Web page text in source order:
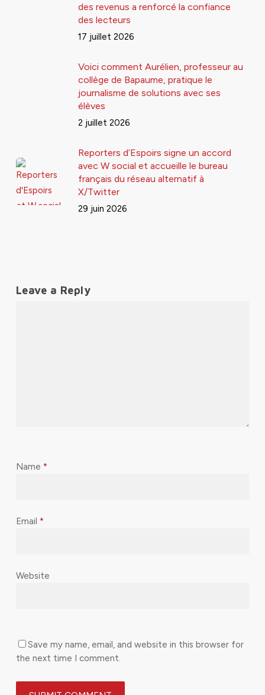
des revenus a renforcé la confiance
des lecteurs
17 juillet 2026
Voici comment Aurélien, professeur au
collège de Bapaume, pratique le
journalisme de solutions avec ses
élèves
2 juillet 2026
Reporters d’Espoirs signe un accord
avec W social et accueille le bureau
français du réseau alternatif à
X/Twitter
29 juin 2026
Leave a Reply
Name *
Email *
Website
Save my name, email, and website in this browser for
the next time I comment.